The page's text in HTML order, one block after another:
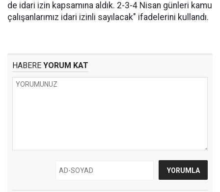
de idari izin kapsamına aldık. 2-3-4 Nisan günleri kamu
çalışanlarımız idari izinli sayılacak" ifadelerini kullandı.
HABERE YORUM KAT